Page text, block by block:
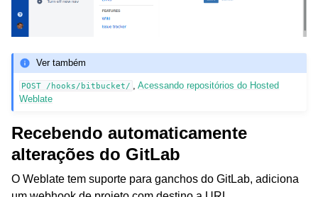
Ver também
POST /hooks/bitbucket/ ,Acessando repositórios do Hosted
Weblate
Recebendo automaticamente
alterações do GitLab
O Weblate tem suporte para ganchos do GitLab, adiciona